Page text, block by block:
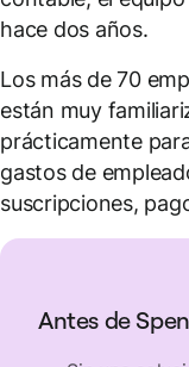
hace dos años.
Los más de 70
están muy
prácticamente
gastos de
suscripciones,
Antes de